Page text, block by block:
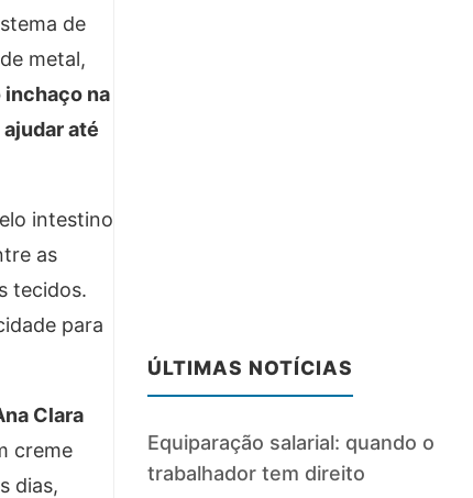
de
metal,
inchaço na
até
intestino
as
tecidos.
para
Clara
creme
dias,
ÚLTIMAS NOTÍCIAS
Equiparação salarial: quando o
trabalhador tem direito